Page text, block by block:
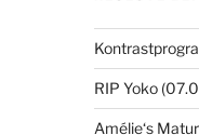
RIP Yoko
Amélie‘s